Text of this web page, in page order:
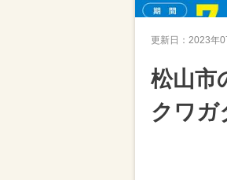
更新日： 2023年
松山市
クワガ